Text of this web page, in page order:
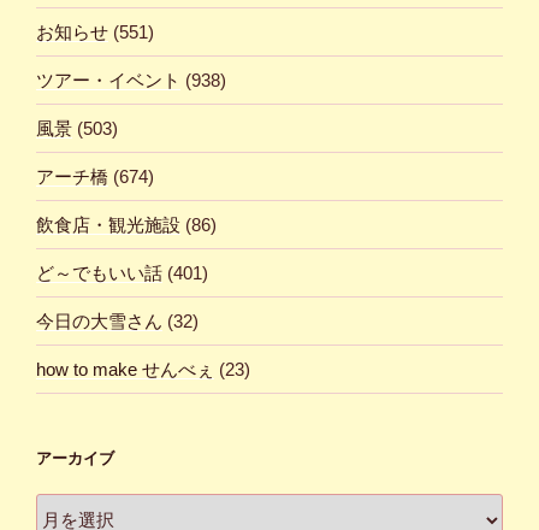
お知らせ (551)
ツアー・イベント (938)
風景 (503)
アーチ橋 (674)
飲食店・観光施設 (86)
ど～でもいい話 (401)
今日の大雪さん (32)
how to make せんべぇ (23)
アーカイブ